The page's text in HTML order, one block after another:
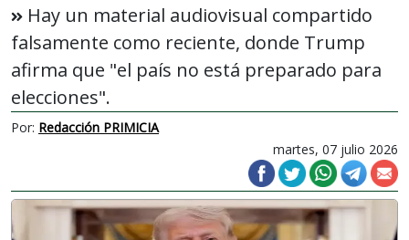
Hay un material audiovisual compartido
falsamente como reciente, donde Trump
afirma que "el país no está preparado para
elecciones".
Por: Redacción PRIMICIA
martes, 07 julio 2026